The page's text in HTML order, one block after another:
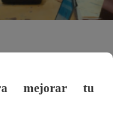
De La Puente
ya no
de quien ahora es
mejorar tu